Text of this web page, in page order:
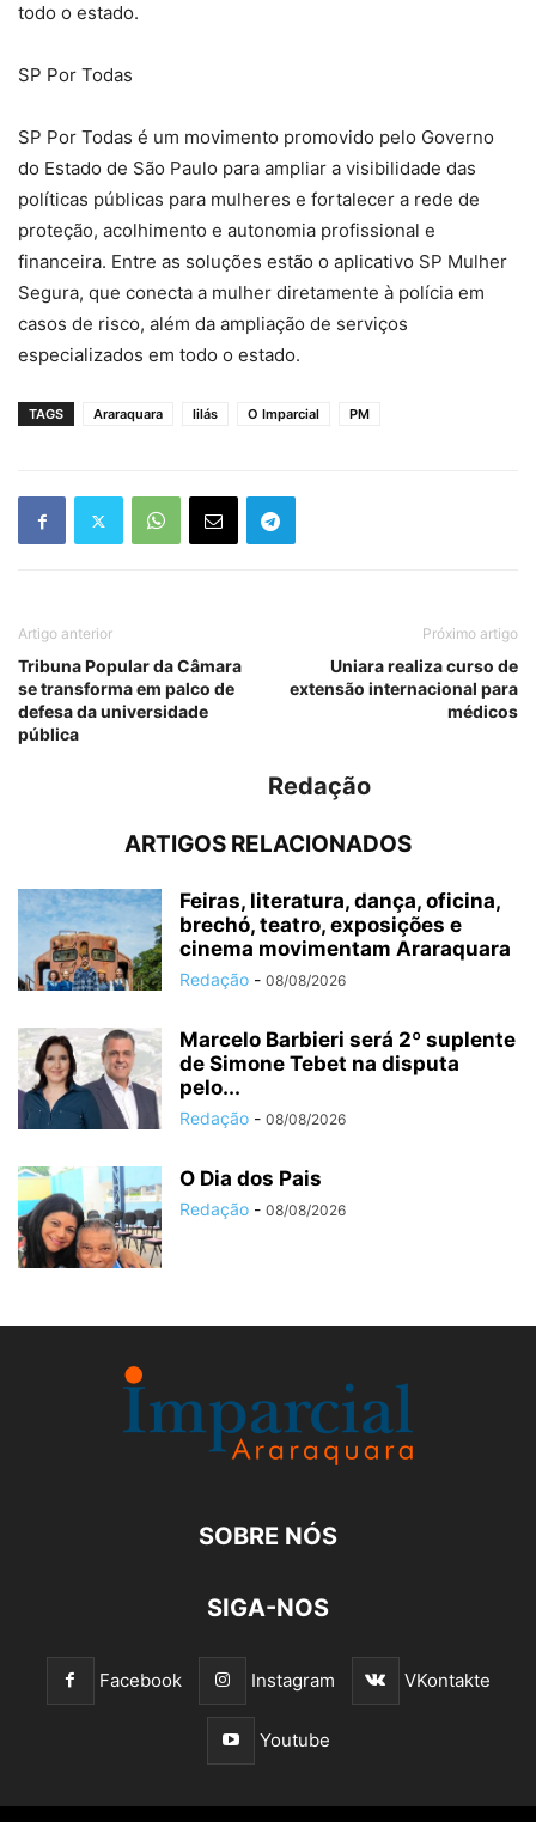
todo o estado.
SP Por Todas
SP Por Todas é um movimento promovido pelo Governo
do Estado de São Paulo para ampliar a visibilidade das
políticas públicas para mulheres e fortalecer a rede de
proteção, acolhimento e autonomia profissional e
financeira. Entre as soluções estão o aplicativo SP Mulher
Segura, que conecta a mulher diretamente à polícia em
casos de risco, além da ampliação de serviços
especializados em todo o estado.
TAGS Araraquara lilás O Imparcial PM
Artigo anterior
Tribuna Popular da Câmara
se transforma em palco de
defesa da universidade
pública
Próximo artigo
Uniara realiza curso de
extensão internacional para
médicos
Redação
ARTIGOS RELACIONADOS
Feiras, literatura, dança, oficina,
brechó, teatro, exposições e
cinema movimentam Araraquara
Redação - 08/08/2026
Marcelo Barbieri será 2º suplente
de Simone Tebet na disputa
pelo...
Redação - 08/08/2026
O Dia dos Pais
Redação - 08/08/2026
SOBRE NÓS
SIGA-NOS
Facebook Instagram VKontakte
Youtube